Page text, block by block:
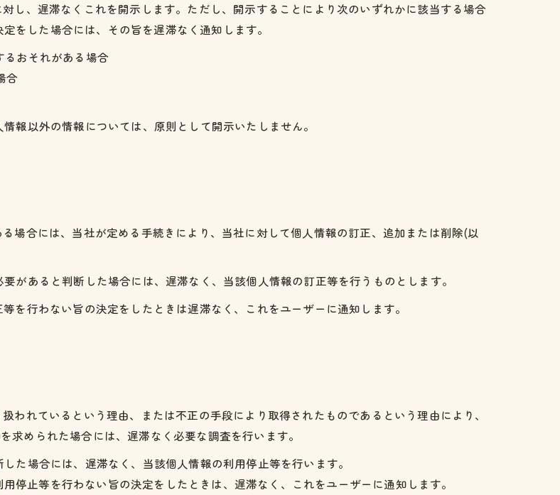
し、遅滞なくこれを開示します。ただし、開示することにより次のいずれかに該当する場合
をした場合には、その旨を遅滞なく通知します。
るおそれがある場合
合
報以外の情報については、原則として開示いたしません。
場合には、当社が定める手続きにより、当社に対して個人情報の訂正、追加または削除(以
があると判断した場合には、遅滞なく、当該個人情報の訂正等を行うものとします。
を行わない旨の決定をしたときは遅滞なく、これをユーザーに通知します。
われているという理由、または不正の手段により取得されたものであるという理由により、
められた場合には、遅滞なく必要な調査を行います。
た場合には、遅滞なく、当該個人情報の利用停止等を行います。
停止等を行わない旨の決定をしたときは、遅滞なく、これをユーザーに通知します。